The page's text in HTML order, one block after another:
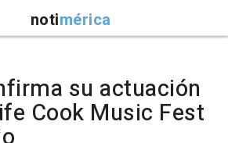
notimérica
su actuación
Cook Music Fest